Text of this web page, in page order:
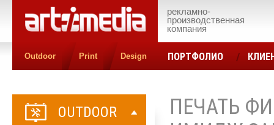
рекламно-
производственная
компания
Outdoor Print Design ПОРТФОЛИО
OUTDOOR
ПЕЧАТЬ